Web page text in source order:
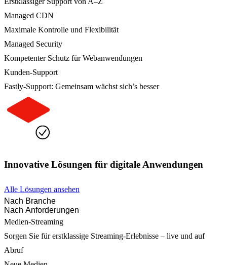
Managed CDN
Maximale Kontrolle und Flexibilität
Managed Security
Kompetenter Schutz für Webanwendungen
Kunden-Support
Fastly-Support: Gemeinsam wächst sich’s besser
Innovative Lösungen für digitale Anwendungen
Alle Lösungen ansehen
Nach Branche
Nach Anforderungen
Medien-Streaming
Sorgen Sie für erstklassige Streaming-Erlebnisse – live und auf
Abruf